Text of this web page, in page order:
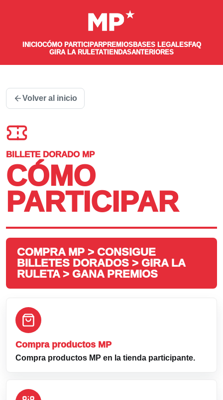
INICIOCÓMO PARTICIPARPREMIOSBASES LEGALESFAQ
GIRA LA RULETATIENDASANTERIORES
Volver al inicio
BILLETE DORADO MP
CÓMO
PARTICIPAR
COMPRA MP > CONSIGUE
BILLETES DORADOS > GIRA LA
RULETA > GANA PREMIOS
Compra productos MP
Compra productos MP en la tienda participante.